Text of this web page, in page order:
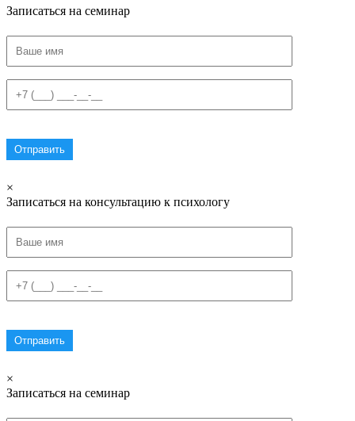
Записаться на семинар
×
Записаться на консультацию к психологу
×
Записаться на семинар